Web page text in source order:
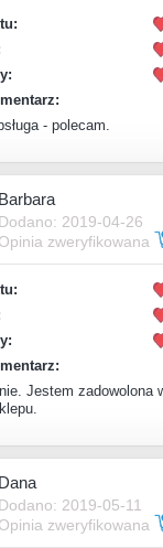
- polecam.
Barbara
Dodano: 2019-04-26
Opinia zweryfikowana
Jestem zadowolona
Dana
Dodano: 2019-05-11
Opinia zweryfikowana